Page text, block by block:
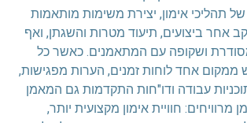
תהליכי אימון, יצירת משימות מותאמות
אחר ביצועים, תיעוד מטרות והשגתן, ואף
ושקופה עם המתאמנים. כאשר כל
ממקום אחד לוחות זמנים, הערות מפגישות,
עבודה ודו"חות התקדמות גם המאמן
מרוויחים: חוויית אימון מקצועית יותר,